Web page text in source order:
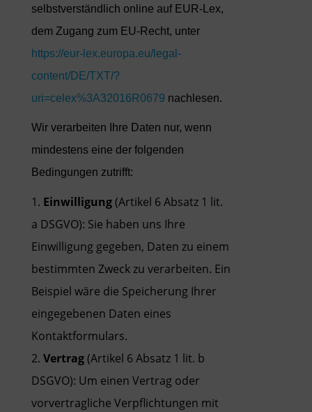
selbstverständlich online auf EUR-Lex,
dem Zugang zum EU-Recht, unter
https://eur-lex.europa.eu/legal-
content/DE/TXT/?
uri=celex%3A32016R0679 nachlesen.
Wir verarbeiten Ihre Daten nur, wenn
mindestens eine der folgenden
Bedingungen zutrifft:
Einwilligung(Artikel 6 Absatz 1 lit.
a DSGVO): Sie haben uns Ihre
Einwilligung gegeben, Daten zu einem
bestimmten Zweck zu verarbeiten. Ein
Beispiel wäre die Speicherung Ihrer
eingegebenen Daten eines
Kontaktformulars.
Vertrag(Artikel 6 Absatz 1 lit. b
DSGVO): Um einen Vertrag oder
vorvertragliche Verpflichtungen mit